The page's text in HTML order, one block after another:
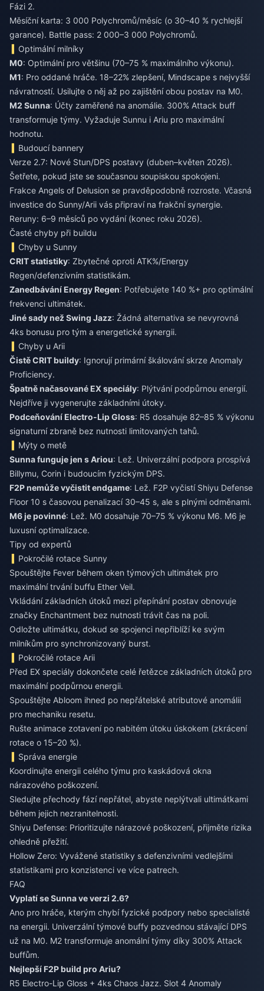
Fázi 2.
Měsíční karta: 3 000 Polychromů/měsíc (o 30–40 % rychlejší
garance). Battle pass: 2 000–3 000 Polychromů.
Optimální milníky
M0: Optimální pro většinu (70–75 % maximálního výkonu).
M1: Pro oddané hráče. 18–22% zlepšení, Mindscape s nejvyšší
návratností. Usilujte o něj až po zajištění obou postav na M0.
M2 Sunna: Účty zaměřené na anomálie. 300% Attack buff
transformuje týmy. Vyžaduje Sunnu i Ariu pro maximální
hodnotu.
Budoucí bannery
Verze 2.7: Nové Stun/DPS postavy (duben–květen 2026).
Šetřete, pokud jste se současnou soupiskou spokojeni.
Frakce Angels of Delusion se pravděpodobně rozroste. Včasná
investice do Sunny/Arii vás připraví na frakční synergie.
Reruny: 6–9 měsíců po vydání (konec roku 2026).
Časté chyby při buildu
Chyby u Sunny
CRIT statistiky: Zbytečné oproti ATK%/Energy
Regen/defenzivním statistikám.
Zanedbávání Energy Regen: Potřebujete 140 %+ pro optimální
frekvenci ultimátek.
Jiné sady než Swing Jazz: Žádná alternativa se nevyrovná
4ks bonusu pro tým a energetické synergii.
Chyby u Arii
Čistě CRIT buildy: Ignorují primární škálování skrze Anomaly
Proficiency.
Špatně načasované EX speciály: Plýtvání podpůrnou energií.
Nejdříve ji vygenerujte základními útoky.
Podceňování Electro-Lip Gloss: R5 dosahuje 82–85 % výkonu
signaturní zbraně bez nutnosti limitovaných tahů.
Mýty o metě
Sunna funguje jen s Ariou: Lež. Univerzální podpora prospívá
Billymu, Corin i budoucím fyzickým DPS.
F2P nemůže vyčistit endgame: Lež. F2P vyčistí Shiyu Defense
Floor 10 s časovou penalizací 30–45 s, ale s plnými odměnami.
M6 je povinné: Lež. M0 dosahuje 70–75 % výkonu M6. M6 je
luxusní optimalizace.
Tipy od expertů
Pokročilé rotace Sunny
Spouštějte Fever během oken týmových ultimátek pro
maximální trvání buffu Ether Veil.
Vkládání základních útoků mezi přepínání postav obnovuje
značky Enchantment bez nutnosti trávit čas na poli.
Odložte ultimátku, dokud se spojenci nepřiblíží ke svým
milníkům pro synchronizovaný burst.
Pokročilé rotace Arii
Před EX speciály dokončete celé řetězce základních útoků pro
maximální podpůrnou energii.
Spouštějte Abloom ihned po nepřátelské atributové anomálii
pro mechaniku resetu.
Rušte animace zotavení po nabitém útoku úskokem (zkrácení
rotace o 15–20 %).
Správa energie
Koordinujte energii celého týmu pro kaskádová okna
nárazového poškození.
Sledujte přechody fází nepřátel, abyste neplýtvali ultimátkami
během jejich nezranitelnosti.
Shiyu Defense: Prioritizujte nárazové poškození, přijměte rizika
ohledně přežití.
Hollow Zero: Vyvážené statistiky s defenzivními vedlejšími
statistikami pro konzistenci ve více patrech.
FAQ
Vyplatí se Sunna ve verzi 2.6?
Ano pro hráče, kterým chybí fyzické podpory nebo specialisté
na energii. Univerzální týmové buffy pozvednou stávající DPS
už na M0. M2 transformuje anomální týmy díky 300% Attack
buffům.
Nejlepší F2P build pro Ariu?
R5 Electro-Lip Gloss + 4ks Chaos Jazz. Slot 4 Anomaly